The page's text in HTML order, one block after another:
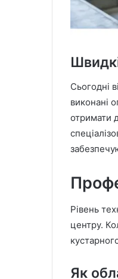
Сьогодні
виконані
отримати
Рівень
центру.
Як